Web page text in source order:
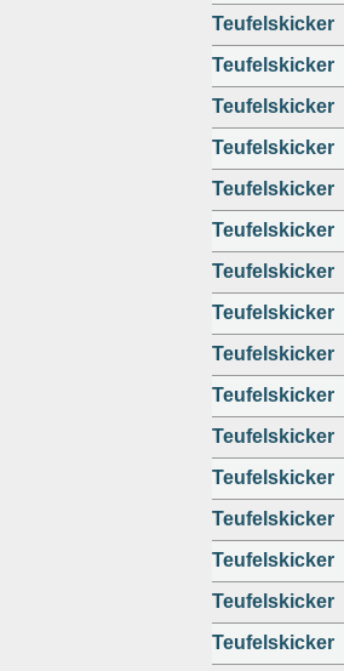
Teufelskicker
Teufelskicker
Teufelskicker
Teufelskicker
Teufelskicker
Teufelskicker
Teufelskicker
Teufelskicker
Teufelskicker
Teufelskicker
Teufelskicker
Teufelskicker
Teufelskicker
Teufelskicker
Teufelskicker
Teufelskicker